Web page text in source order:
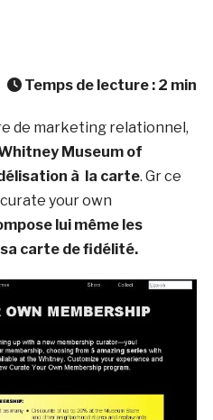
Temps de lecture : 2 min
de marketing relationnel,
Museum of
à la carte. Gr ce
your own
lui même les
carte de fidélité.